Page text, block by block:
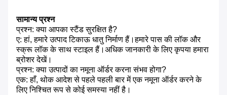
सामान्य प्रश्न
प्रश्न: क्या आपका स्टैंड सुरक्षित है?
ए: हां, हमारे उत्पाद टिकाऊ धातु निर्माण हैं।हमारे पास की लॉक और
स्क्रू लॉक के साथ स्टाइल हैं।अधिक जानकारी के लिए कृपया हमारा
ब्रोशर देखें।
प्रश्न: क्या उत्पादों का नमूना ऑर्डर करना संभव होगा?
एक: हाँ, थोक आदेश से पहले पहली बार में एक नमूना ऑर्डर करने के
लिए निश्चित रूप से कोई समस्या नहीं है।